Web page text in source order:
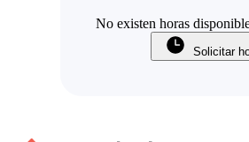
No existen horas
Solicitar